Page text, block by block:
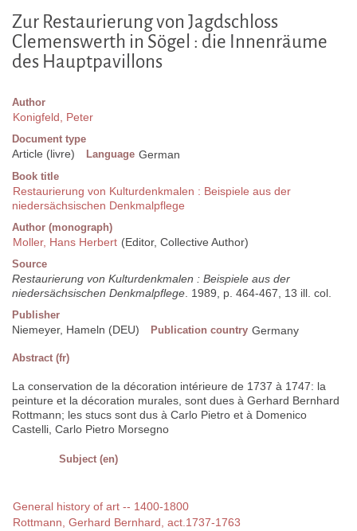
Zur Restaurierung von Jagdschloss
Clemenswerth in Sögel : die Innenräume
des Hauptpavillons
Author
Konigfeld, Peter
Document type
Article (livre) Language German
Book title
Restaurierung von Kulturdenkmalen : Beispiele aus der
niedersächsischen Denkmalpflege
Author (monograph)
Moller, Hans Herbert (Editor, Collective Author)
Source
Restaurierung von Kulturdenkmalen : Beispiele aus der
niedersächsischen Denkmalpflege. 1989, p. 464-467, 13 ill. col.
Publisher
Niemeyer, Hameln (DEU) Publication country Germany
Abstract (fr)
La conservation de la décoration intérieure de 1737 à 1747: la
peinture et la décoration murales, sont dues à Gerhard Bernhard
Rottmann; les stucs sont dus à Carlo Pietro et à Domenico
Castelli, Carlo Pietro Morsegno
Subject (en)
General history of art -- 1400-1800
Rottmann, Gerhard Bernhard, act.1737-1763